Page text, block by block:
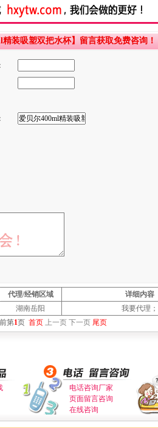
装吸塑双把水杯】留言获取免费咨询！
代理/经销区域
详细内容
湖南岳阳
我要代理；
第1页 首页 上一页 下一页 尾页
电话咨询厂家
页面留言咨询
在线咨询